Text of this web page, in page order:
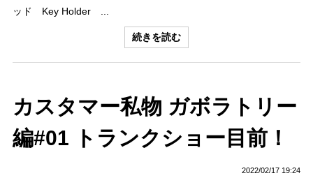
ッド Key Holder ...
続きを読む
カスタマー私物 ガボラトリー
編#01 トランクショー目前！
2022/02/17 19:24